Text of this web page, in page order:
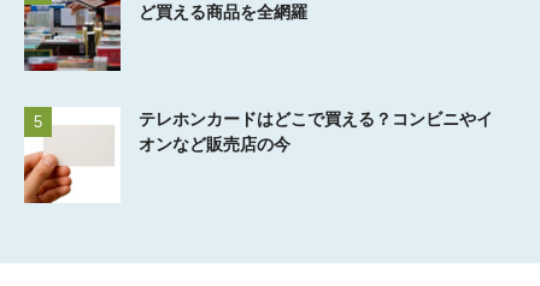
ど買える商品を全網羅
5
テレホンカードはどこで買える？コンビニやイ
オンなど販売店の今